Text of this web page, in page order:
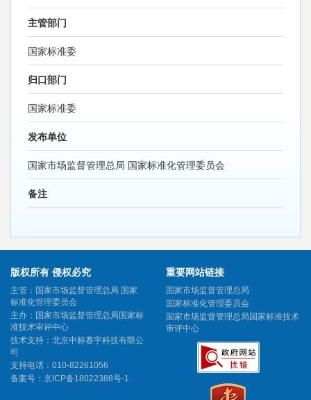
主管部门
国家标准委
归口部门
国家标准委
发布单位
国家市场监督管理总局 国家标准化管理委员会
备注
版权所有 侵权必究
主管：国家市场监督管理总局 国家
标准化管理委员会
主办：国家市场监督管理总局国家标
准技术审评中心
技术支持：北京中标赛宇科技有限公
司
支持电话：010-82261056
备案号： 京ICP备18022388号-1
重要网站链接
国家市场监督管理总局
国家标准化管理委员会
国家市场监督管理总局国家标准技术
审评中心